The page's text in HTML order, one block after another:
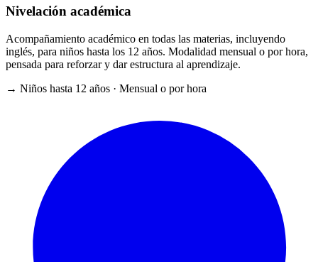
Nivelación académica
Acompañamiento académico en todas las materias, incluyendo
inglés, para niños hasta los 12 años. Modalidad mensual o por hora,
pensada para reforzar y dar estructura al aprendizaje.
→ Niños hasta 12 años · Mensual o por hora